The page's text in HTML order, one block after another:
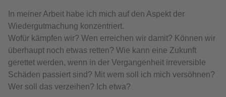
In meiner Arbeit habe ich mich auf den Aspekt der
Wiedergutmachung konzentriert.
Wofür kämpfen wir? Wen erreichen wir damit? Können wir
überhaupt noch etwas retten? Wie kann eine Zukunft
gerettet werden, wenn in der Vergangenheit irreversible
Schäden passiert sind? Mit wem soll ich mich versöhnen?
Wer soll das verzeihen? Ich etwa?